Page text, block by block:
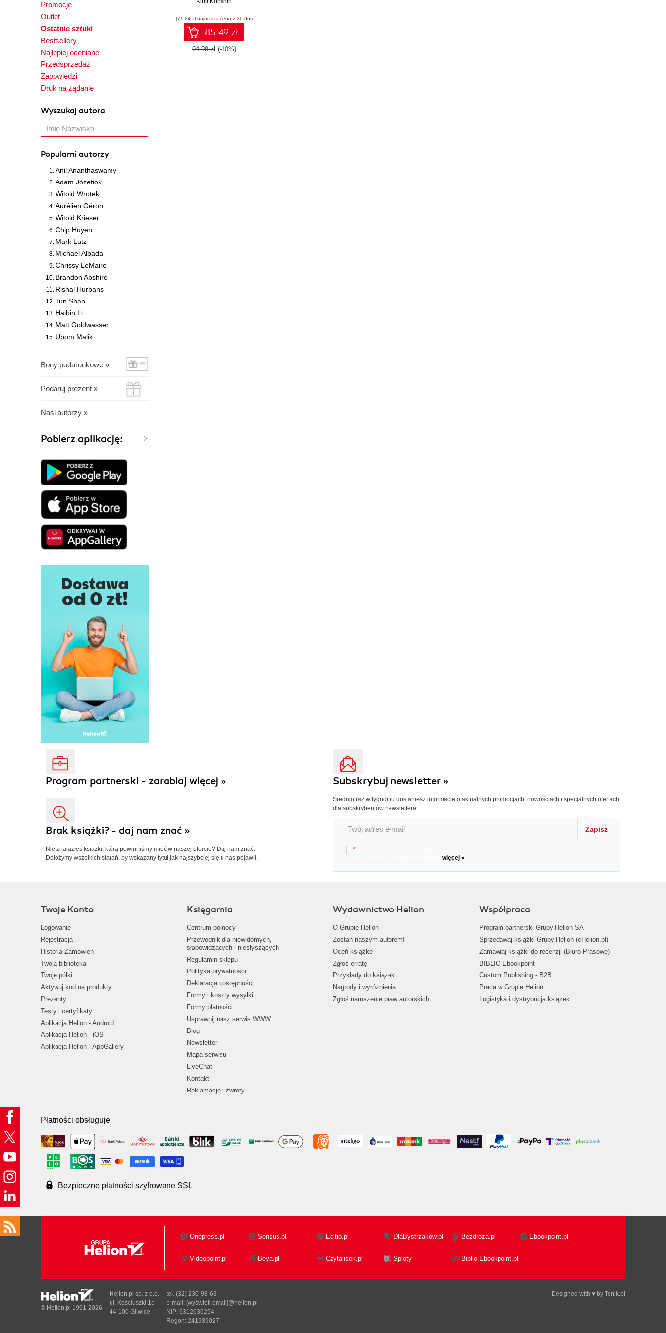
Promocje
Outlet
Ostatnie sztuki
Bestsellery
Najlepiej oceniane
Przedsprzedaż
Zapowiedzi
Druk na żądanie
Wyszukaj autora
Popularni autorzy
Anil Ananthaswamy
Adam Józefiok
Witold Wrotek
Aurélien Géron
Witold Krieser
Chip Huyen
Mark Lutz
Michael Albada
Chrissy LeMaire
Brandon Abshire
Rishal Hurbans
Jun Shan
Haibin Li
Matt Goldwasser
Upom Malik
Bony podarunkowe »
Podaruj prezent »
Nasi autorzy »
Pobierz aplikację:
Kirill Konshin
(71,24 zł najniższa cena z 30 dni)
85.49 zł
94.99 zł (-10%)
Program partnerski - zarabiaj więcej »
Brak książki? - daj nam znać »
Nie znalazłeś książki, którą powinniśmy mieć w naszej ofercie? Daj nam znać.
Dołożymy wszelkich starań, by wskazany tytuł jak najszybciej się u nas pojawił.
Subskrybuj newsletter »
Średnio raz w tygodniu dostaniesz informacje o aktualnych promocjach, nowościach i specjalnych ofertach
dla subskrybentów newslettera.
Zapisz
*
więcej »
Twoje Konto
Logowanie
Rejestracja
Historia Zamówień
Twoja biblioteka
Twoje półki
Aktywuj kod na produkty
Prezenty
Testy i certyfikaty
Aplikacja Helion - Android
Aplikacja Helion - iOS
Aplikacja Helion - AppGallery
Księgarnia
Centrum pomocy
Przewodnik dla niewidomych,
słabowidzących i niesłyszących
Regulamin sklepu
Polityka prywatności
Deklaracja dostępności
Formy i koszty wysyłki
Formy płatności
Usprawnij nasz serwis WWW
Blog
Newsletter
Mapa serwisu
LiveChat
Kontakt
Reklamacje i zwroty
Wydawnictwo Helion
O Grupie Helion
Zostań naszym autorem!
Oceń książkę
Zgłoś erratę
Przykłady do książek
Nagrody i wyróżnienia
Zgłoś naruszenie praw autorskich
Współpraca
Program partnerski Grupy Helion SA
Sprzedawaj książki Grupy Helion (eHelion.pl)
Zamawiaj książki do recenzji (Biuro Prasowe)
BIBLIO Ebookpoint
Custom Publishing - B2B
Praca w Grupie Helion
Logistyka i dystrybucja książek
Płatności obsługuje:
Bezpieczne płatności szyfrowane SSL
Onepress.pl Sensus.pl Editio.pl DlaBystrzakow.pl Bezdroza.pl Ebookpoint.pl
Videopoint.pl Beya.pl Czytalisek.pl Sploty Biblio.Ebookpoint.pl
Designed with ♥ by Tonik.pl
© Helion.pl 1991-2026
Helion.pl sp. z o.o.
ul. Kościuszki 1c
44-100 Gliwice
tel. (32) 230-98-63
e-mail: [wyświetl email]@helion.pl
NIP: 6312636254
Regon: 241989027